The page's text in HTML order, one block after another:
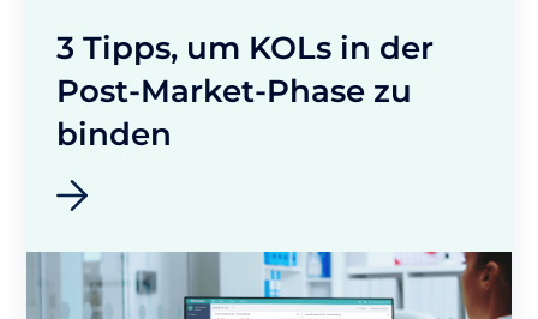
3 Tipps, um KOLs in der
Post-Market-Phase zu
binden